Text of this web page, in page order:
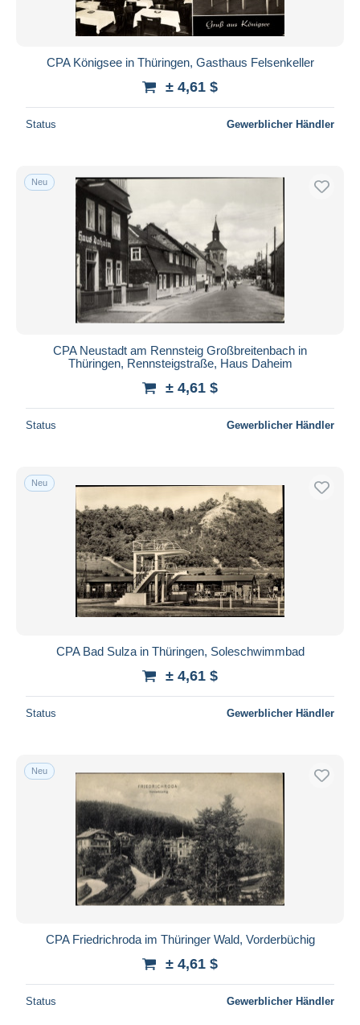
CPA Königsee in Thüringen, Gasthaus Felsenkeller
± 4,61 $
Status Gewerblicher Händler
Neu
CPA Neustadt am Rennsteig Großbreitenbach in
Thüringen, Rennsteigstraße, Haus Daheim
± 4,61 $
Status Gewerblicher Händler
Neu
CPA Bad Sulza in Thüringen, Soleschwimmbad
± 4,61 $
Status Gewerblicher Händler
Neu
CPA Friedrichroda im Thüringer Wald, Vorderbüchig
± 4,61 $
Status Gewerblicher Händler